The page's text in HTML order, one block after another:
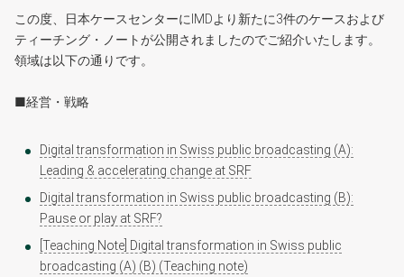
この度、日本ケースセンターにIMDより新たに3件のケースおよび
ティーチング・ノートが公開されましたのでご紹介いたします。
領域は以下の通りです。
■経営・戦略
Digital transformation in Swiss public broadcasting (A):
Leading & accelerating change at SRF
Digital transformation in Swiss public broadcasting (B):
Pause or play at SRF?
[Teaching Note] Digital transformation in Swiss public
broadcasting (A) (B) (Teaching note)